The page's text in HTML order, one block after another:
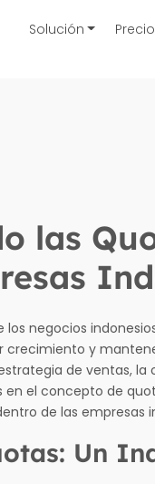
Solución
las
negocios
crecimiento y
de ventas,
el concepto de
de las empresas
Un